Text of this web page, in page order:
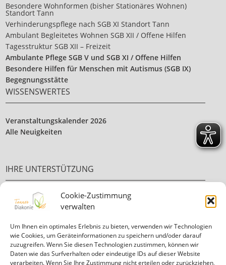
Cookie-Zustimmung
verwalten
Um Ihnen ein optimales Erlebnis zu bieten, verwenden wir Technologien
wie Cookies, um Geräteinformationen zu speichern und/oder darauf
zuzugreifen. Wenn Sie diesen Technologien zustimmen, können wir
Daten wie das Surfverhalten oder eindeutige IDs auf dieser Website
verarbeiten. Wenn Sie Ihre Zustimmung nicht erteilen oder zurückziehen,
Besondere Wohnformen (bisher Stationäres Wohnen)
Standort Tann
Verhinderungspflege nach SGB XI Standort Tann
Ambulant Begleitetes Wohnen SGB XII / Offene Hilfen
Tagesstruktur SGB XII – Freizeit
Ambulante Pflege SGB V und SGB XI / Offene Hilfen
Besondere Hilfen für Menschen mit Autismus (SGB IX)
Begegnungsstätte
WISSENSWERTES
Veranstaltungskalender 2026
Alle Neuigkeiten
IHRE UNTERSTÜTZUNG
Ehrenamt
Ihre Spende